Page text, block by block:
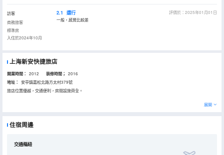
訪客
商務旅客
標準房
入住於2024年10月
2.1 還行
評價於：2025年01月01日
一般，感覺比較差
上海新安快捷旅店
開業時間： 2012 装修時間； 2016
地址：
安亭鎮嘉松北路方太村379號
旅店位置優越，交通便利，房間設施齊全。
展開
住宿周邊
交通樞紐